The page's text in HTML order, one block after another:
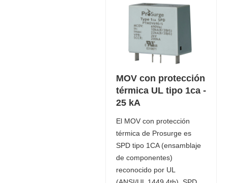
MOV con protección
térmica UL tipo 1ca -
25 kA
El MOV con protección
térmica de Prosurge es
SPD tipo 1CA (ensamblaje
de componentes)
reconocido por UL